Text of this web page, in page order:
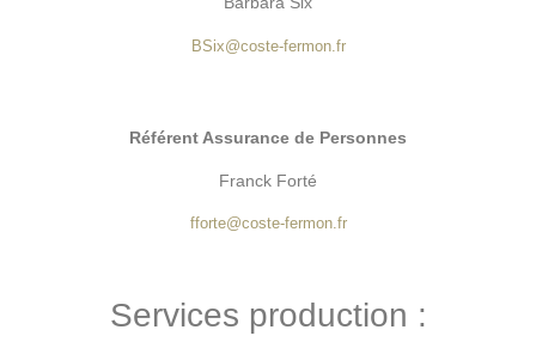
BSix@coste-fermon.fr
Référent Assurance de Personnes
Franck Forté
fforte@coste-fermon.fr
Services production :